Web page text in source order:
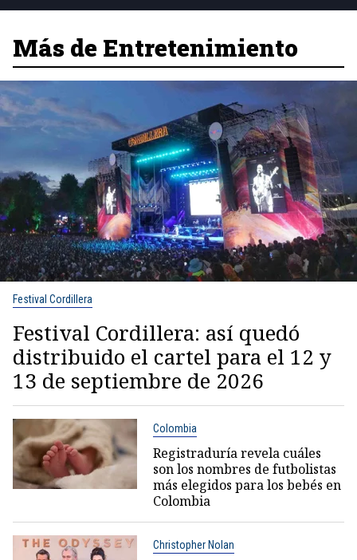
Más de Entretenimiento
Festival Cordillera
Festival Cordillera: así quedó
distribuido el cartel para el 12 y
13 de septiembre de 2026
Colombia
Registraduría revela cuáles
son los nombres de futbolistas
más elegidos para los bebés en
Colombia
Christopher Nolan